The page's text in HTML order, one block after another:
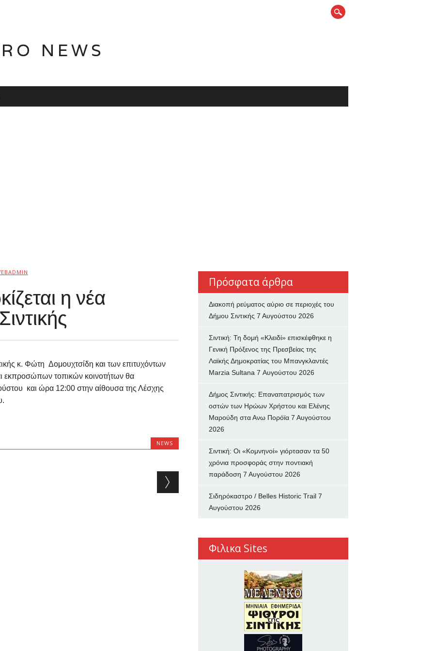
NEWS
η νέα
κ. Φώτη Δομουχτσίδη και των επιτυχόντων
εκπροσώπων τοπικών κοινοτήτων θα
και ώρα 12:00 στην αίθουσα της Λέσχης
NEWS
Πρόσφατα άρθρα
Διακοπή ρεύματος αύριο σε περιοχές του
Δήμου Σιντικής 7 Αυγούστου 2026
Σιντική: Τη δομή «Κλειδί» επισκέφθηκε η
Γενική Πρόξενος της Πρεσβείας της
Λαϊκής Δημοκρατίας του Μπανγκλαντές
Marzia Sultana 7 Αυγούστου 2026
Δήμος Σιντικής: Επαναπατρισμός των
oστών των Ηρώων Χρήστου και Ελένης
Μαρούδη στα Ανω Πορόϊα 7 Αυγούστου
2026
Σιντική: Οι «Κομνηνοί» γιόρτασαν τα 50
χρόνια προσφοράς στην ποντιακή
παράδοση 7 Αυγούστου 2026
Σιδηρόκαστρο / Belles Historic Trail 7
Αυγούστου 2026
Φιλικα Sites